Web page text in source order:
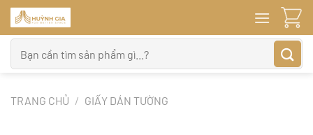
Bỏ
qua
nội
dung
kiếm:
TRANG CHỦ / GIẤY DÁN TƯỜNG